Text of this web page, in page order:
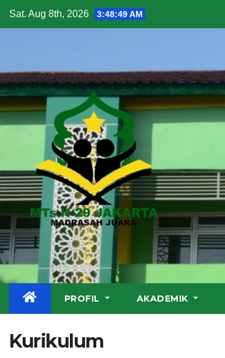
Skip
to
Sat. Aug 8th, 2026 3:48:50 AM
PROFIL AKADEMIK
Kurikulum